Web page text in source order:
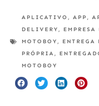
APLICATIVO , APP ,
DELIVERY , EMPRESA
MOTOBOY ,
PRÓPRIA ,
MOTOBOY